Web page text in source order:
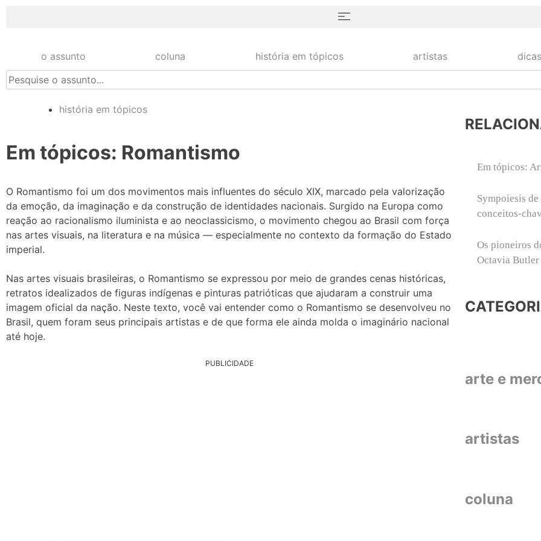
o assunto coluna história em tópicos artistas dicas
história em tópicos
Em tópicos: Romantismo
O Romantismo foi um dos movimentos mais influentes do século XIX, marcado pela valorização
da emoção, da imaginação e da construção de identidades nacionais. Surgido na Europa como
reação ao racionalismo iluminista e ao neoclassicismo, o movimento chegou ao Brasil com força
nas artes visuais, na literatura e na música — especialmente no contexto da formação do Estado
imperial.
Nas artes visuais brasileiras, o Romantismo se expressou por meio de grandes cenas históricas,
retratos idealizados de figuras indígenas e pinturas patrióticas que ajudaram a construir uma
imagem oficial da nação. Neste texto, você vai entender como o Romantismo se desenvolveu no
Brasil, quem foram seus principais artistas e de que forma ele ainda molda o imaginário nacional
até hoje.
PUBLICIDADE
Em tópicos:
Sympoiesis
conceitos-
Os pioneiros
Octavia Butler
arte e
artistas
coluna